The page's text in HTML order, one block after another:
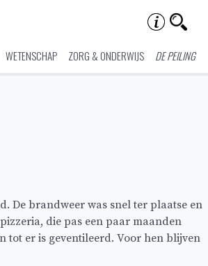
WETENSCHAP ZORG & ONDERWIJS DE PEILING
De brandweer was snel ter plaatse en
die pas een paar maanden
tot er is geventileerd. Voor hen blijven